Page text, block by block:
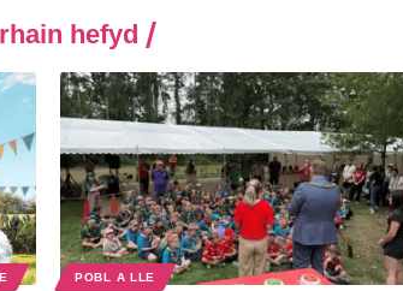
hefyd
POBL A LLE